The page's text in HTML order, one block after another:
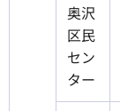
奥沢
区民
セン
ター